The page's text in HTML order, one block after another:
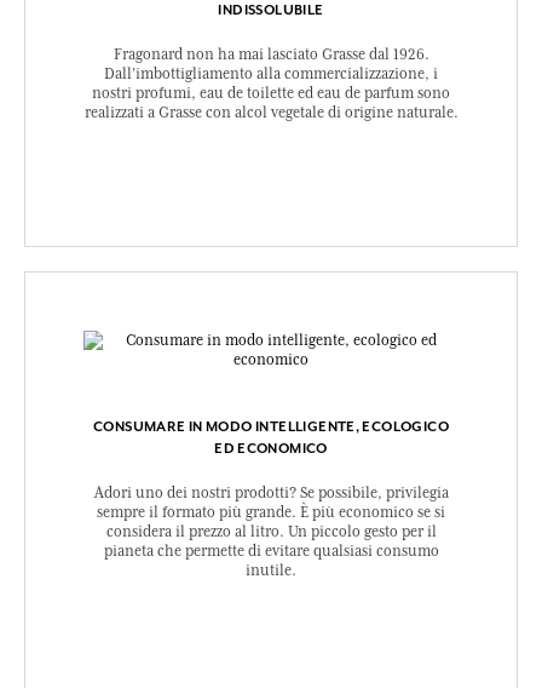
INDISSOLUBILE
Fragonard non ha mai lasciato Grasse dal 1926.
Dall’imbottigliamento alla commercializzazione, i
nostri profumi, eau de toilette ed eau de parfum sono
realizzati a Grasse con alcol vegetale di origine naturale.
CONSUMARE IN MODO INTELLIGENTE, ECOLOGICO
ED ECONOMICO
Adori uno dei nostri prodotti? Se possibile, privilegia
sempre il formato più grande. È più economico se si
considera il prezzo al litro. Un piccolo gesto per il
pianeta che permette di evitare qualsiasi consumo
inutile.